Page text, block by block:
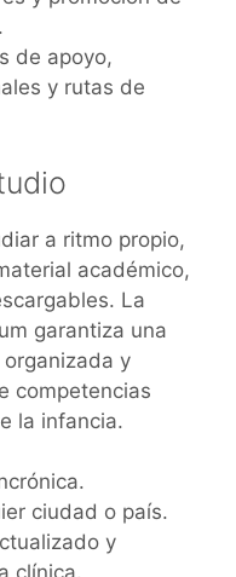
de apoyo,
y rutas de
a ritmo propio,
académico,
La
garantiza una
y
competencias
la infancia.
ciudad o país.
y